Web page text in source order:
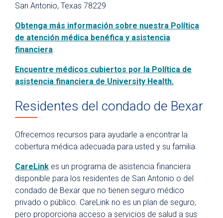
San Antonio, Texas 78229
Obtenga más información sobre nuestra Política
de atención médica benéfica y asistencia
financiera
Encuentre médicos cubiertos por la Política de
asistencia financiera de University Health.
Residentes del condado de Bexar
Ofrecemos recursos para ayudarle a encontrar la
cobertura médica adecuada para usted y su familia.
CareLink es un programa de asistencia financiera
disponible para los residentes de San Antonio o del
condado de Bexar que no tienen seguro médico
privado o público. CareLink no es un plan de seguro,
pero proporciona acceso a servicios de salud a sus